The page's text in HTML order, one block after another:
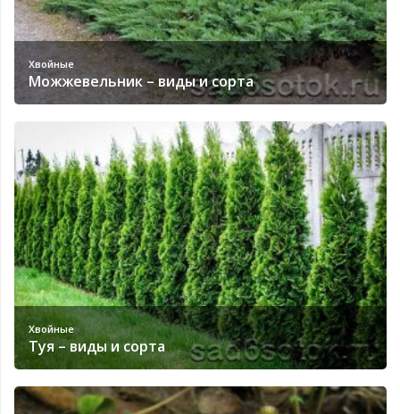
Хвойные
Можжевельник – виды и сорта
Хвойные
Туя – виды и сорта